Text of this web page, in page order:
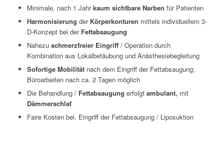
Minimale, nach 1 Jahrkaum sichtbare Narben für Patienten
Harmonisierung der Körperkonturen mittels individuellem 3-
D-Konzept bei der Fettabsaugung
Nahezu schmerzfreier Eingriff/ Operation durch
Kombination aus Lokalbetäubung und Anästhesiebegleitung
Sofortige Mobilitätnach dem Eingriff der Fettabsaugung;
Büroarbeiten nach ca. 2 Tagen möglich
Die Behandlung / Fettabsaugung erfolgt ambulant, mit
Dämmerschlaf
Faire Kosten bei. Eingriff der Fettabsaugung / Liposuktion